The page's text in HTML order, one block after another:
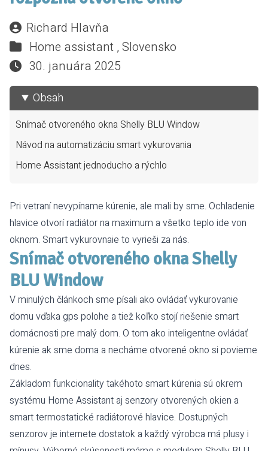
Richard Hlavňa
Home assistant , Slovensko
30. januára 2025
Obsah
Snímač otvoreného okna Shelly BLU Window
Návod na automatizáciu smart vykurovania
Home Assistant jednoducho a rýchlo
Pri vetraní nevypíname kúrenie, ale mali by sme. Ochladenie
hlavice otvorí radiátor na maximum a všetko teplo ide von
oknom. Smart vykurovnaie to vyrieši za nás.
Snímač otvoreného okna Shelly
BLU Window
V minulých článkoch sme písali ako ovládať vykurovanie
domu vďaka gps polohe a tiežkoľko stojí riešenie smart
domácnosti pre malý dom. O tom ako inteligentne ovládať
kúrenie ak sme doma a necháme otvorené okno si povieme
dnes.
Základom funkcionality takéhoto smart kúrenia sú okrem
systému Home Assistant aj senzory otvorených okien a
smart termostatické radiátorové hlavice. Dostupných
senzorov je internete dostatok a každý výrobca má plusy i